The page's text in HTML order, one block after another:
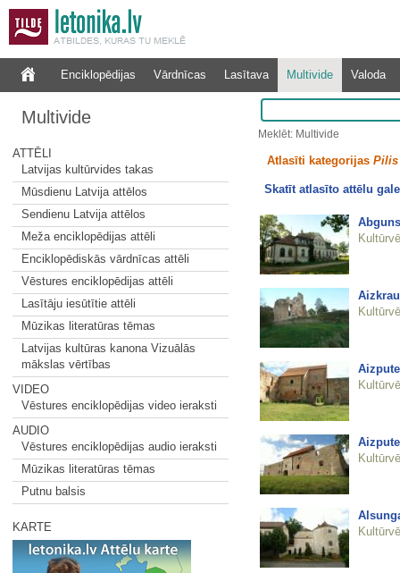
Enciklopēdijas Vārdnīcas Lasītava Multivide Valoda
Multivide
ATTĒLI
Latvijas kultūrvides takas
Mūsdienu Latvija attēlos
Sendienu Latvija attēlos
Meža enciklopēdijas attēli
Enciklopēdiskās vārdnīcas attēli
Vēstures enciklopēdijas attēli
Lasītāju iesūtītie attēli
Mūzikas literatūras tēmas
Latvijas kultūras kanona Vizuālās
mākslas vērtības
VIDEO
Vēstures enciklopēdijas video ieraksti
AUDIO
Vēstures enciklopēdijas audio ieraksti
Mūzikas literatūras tēmas
Putnu balsis
KARTE
Meklēt: Multivide
Atlasīti kategorijas Pilis
Skatīt atlasīto attēlu